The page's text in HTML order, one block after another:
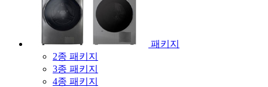
패키지
2종 패키지
3종 패키지
4종 패키지